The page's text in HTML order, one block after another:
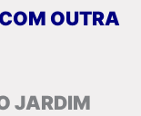
OUTRA
JARDIM